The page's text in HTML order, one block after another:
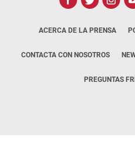
ACERCA DE LA PRENSA
CONTACTA CON NOSOTROS
PREGUNTAS